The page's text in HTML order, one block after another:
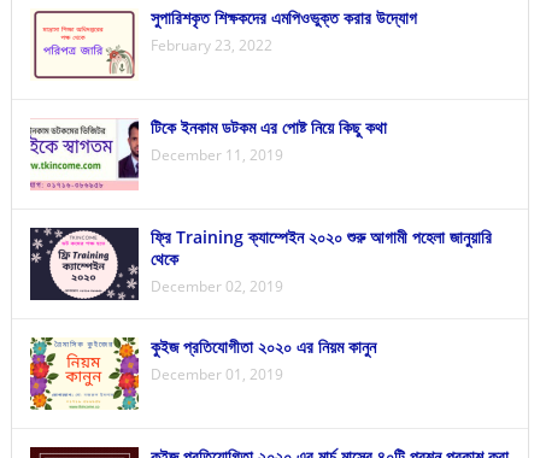
সুপারিশকৃত শিক্ষকদের এমপিওভুক্ত করার উদ্যোগ
February 23, 2022
টিকে ইনকাম ডটকম এর পোষ্ট নিয়ে কিছু কথা
December 11, 2019
ফ্রি Training ক্যাম্পেইন ২০২০ শুরু আগামী পহেলা জানুয়ারি
থেকে
December 02, 2019
কুইজ প্রতিযোগীতা ২০২০ এর নিয়ম কানুন
December 01, 2019